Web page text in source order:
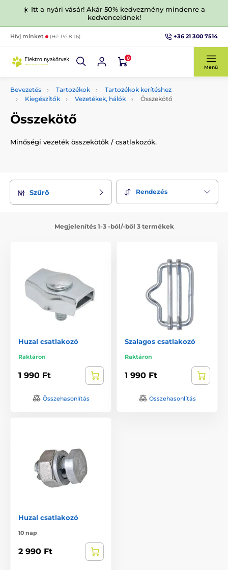
☀️ Itt a nyári vásár! Akár 50% kedvezmény mindenre a
kedvenceidnek!
Hívj minket (Hé-Pé 8-16) +36 21 300 7514
0
Menü
Bevezetés Tartozékok
Tartozékok kerítéshez
Kiegészítők
Vezetékek, hálók Összekötő
Összekötő
Minőségi vezeték összekötők / csatlakozók.
Szűrő Rendezés
Megjelenítés 1-3 -ból/-ből 3 termékek
Huzal csatlakozó
Raktáron
1 990 Ft
Összehasonlítás
Szalagos csatlakozó
Raktáron
1 990 Ft
Összehasonlítás
Huzal csatlakozó
10 nap
2 990 Ft